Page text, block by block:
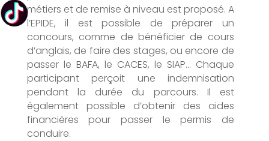
métiers et de remise à niveau est proposé. A
l’EPIDE, il est possible de préparer un
concours, comme de bénéficier de cours
d’anglais, de faire des stages, ou encore de
passer le BAFA, le CACES, le SIAP… Chaque
participant perçoit une indemnisation
pendant la durée du parcours. Il est
également possible d’obtenir des aides
financières pour passer le permis de
conduire.